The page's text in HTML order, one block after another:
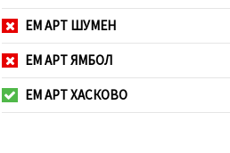
ЕМ АРТ ШУМЕН
ЕМ АРТ ЯМБОЛ
ЕМ АРТ ХАСКОВО